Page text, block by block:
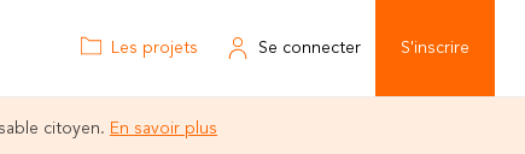
S'inscrire
Les projets Se connecter
citoyen. En savoir plus